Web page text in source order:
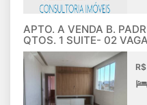
APTO. A VENDA B.
QTOS. 1 SUITE- 02
R$